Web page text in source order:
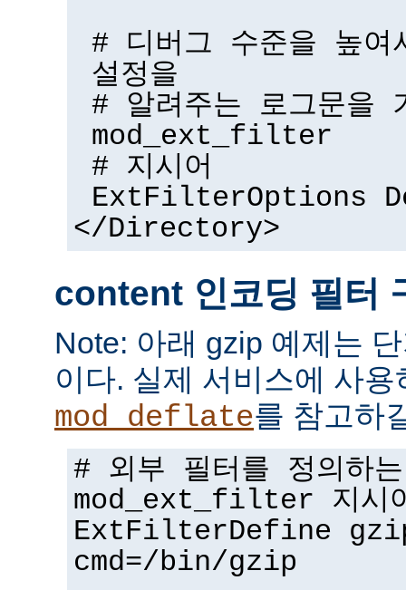
# 디버그 수준을 높여
설정을
# 알려주는 로그문을
mod_ext_filter
# 지시어
ExtFilterOptions
</Directory>
content 인코딩 필터
Note: 아래 gzip 예제는
이다. 실제 서비스에 사용
mod_deflate를 참고하
# 외부 필터를 정의하는
mod_ext_filter 지시
ExtFilterDefine
cmd=/bin/gzip